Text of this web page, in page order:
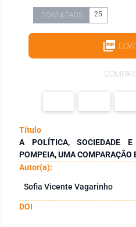
DOWNLOADS 25
Título
A POLÍTICA, SOCIEDADE
POMPEIA, UMA COMPARAÇÃO
Autor(a):
Sofia Vicente Vagarinho
DOI